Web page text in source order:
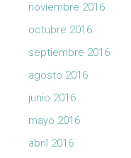
noviembre 2016
octubre 2016
septiembre 2016
agosto 2016
junio 2016
mayo 2016
abril 2016